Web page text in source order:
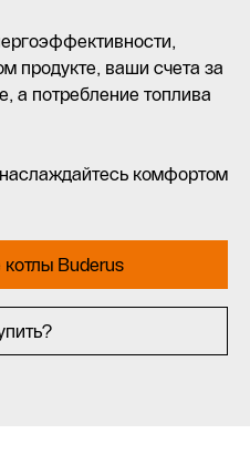
продукте, ваши счета за
а потребление топлива
комфортом
Buderus